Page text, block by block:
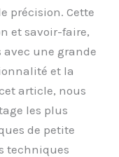
précision. Cette
et savoir-faire,
avec une grande
et la
article, nous
les plus
de petite
techniques